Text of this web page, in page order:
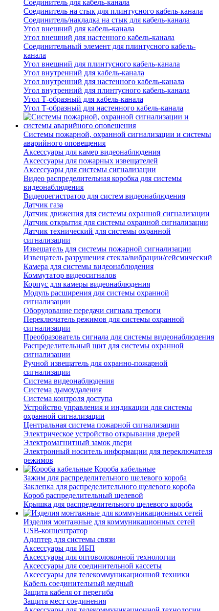
Соединитель для кабель-канала
Соединитель на стык для плинтусного кабель-канала
Соединитель/накладка на стык для кабель-канала
Угол внешний для кабель-канала
Угол внешний для настенного кабель-канала
Соединительный элемент для плинтусного кабель-
канала
Угол внешний для плинтусного кабель-канала
Угол внутренний для кабель-канала
Угол внутренний для настенного кабель-канала
Угол внутренний для плинтусного кабель-канала
Угол Т-образный для кабель-канала
Угол Т-образный для настенного кабель-канала
Системы пожарной, охранной сигнализации и системы
аварийного оповещения
Аксессуары для камер видеонаблюдения
Аксессуары для пожарных извещателей
Аксессуары для системы сигнализации
Видео распределительная коробка для системы
видеонаблюдения
Видеорегистратор для систем видеонаблюдения
Датчик газа
Датчик движения для системы охранной сигнализации
Датчик открытия для системы охранной сигнализации
Датчик технический для системы охранной
сигнализации
Извещатель для системы пожарной сигнализации
Извещатель разрушения стекла/вибрации/сейсмический
Камера для системы видеонаблюдения
Коммутатор видеосигналов
Корпус для камеры видеонаблюдения
Модуль расширения для системы охранной
сигнализации
Оборудование передачи сигнала тревоги
Переключатель режимов для системы охранной
сигнализации
Преобразователь сигнала для системы видеонаблюдения
Распределительный щит для системы охранной
сигнализации
Ручной извещатель для охранно-пожарной
сигнализации
Система видеонаблюдения
Система дымоудаления
Система контроля доступа
Устройство управления и индикации для системы
охранной сигнализации
Центральная система пожарной сигнализации
Электрическое устройство открывания дверей
Электромагнитный замок двери
Электронный носитель информации для переключателя
режимов
Короба кабельные
Зажим для распределительного щелевого короба
Заклепка для распределительного щелевого короба
Короб распределительный щелевой
Крышка для распределительного щелевого короба
Изделия монтажные для коммуникационных сетей
USB-концентратор
Адаптер для системы связи
Аксессуары для ИБП
Аксессуары для оптоволоконной технологии
Аксессуары для соединительной кассеты
Аксессуары для телекоммуникационной техники
Кабель соединительный медный
Защита кабеля от перегиба
Защита мест соединения